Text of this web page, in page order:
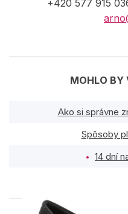
+420 577 915
MOHLO BY
Ako si správne
Spôsoby
14 dní